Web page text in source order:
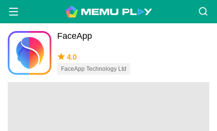
FaceApp
4.0
FaceApp Technology Ltd